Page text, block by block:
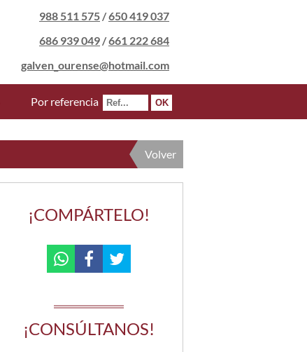
988 511 575 /650 419 037
686 939 049 /661 222 684
galven_ourense@hotmail.com
Por referencia
Volver
¡COMPÁRTELO!
¡CONSÚLTANOS!